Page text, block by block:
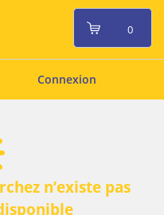
Connexion
0
n’existe pas